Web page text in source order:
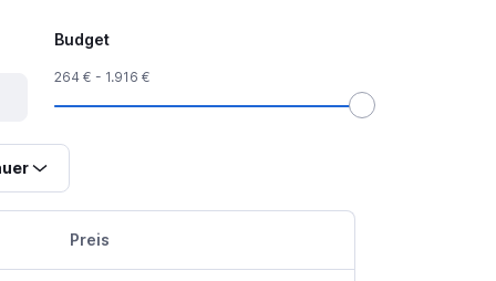
Budget
264 € - 1.916 €
Preis